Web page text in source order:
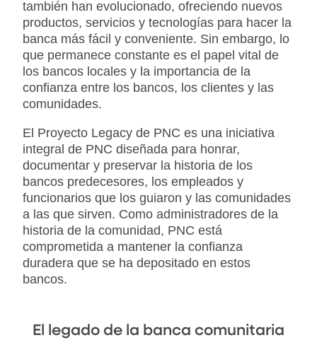
también han evolucionado, ofreciendo nuevos
productos, servicios y tecnologías para hacer la
banca más fácil y conveniente. Sin embargo, lo
que permanece constante es el papel vital de
los bancos locales y la importancia de la
confianza entre los bancos, los clientes y las
comunidades.
El Proyecto Legacy de PNC es una iniciativa
integral de PNC diseñada para honrar,
documentar y preservar la historia de los
bancos predecesores, los empleados y
funcionarios que los guiaron y las comunidades
a las que sirven. Como administradores de la
historia de la comunidad, PNC está
comprometida a mantener la confianza
duradera que se ha depositado en estos
bancos.
El legado de la banca comunitaria